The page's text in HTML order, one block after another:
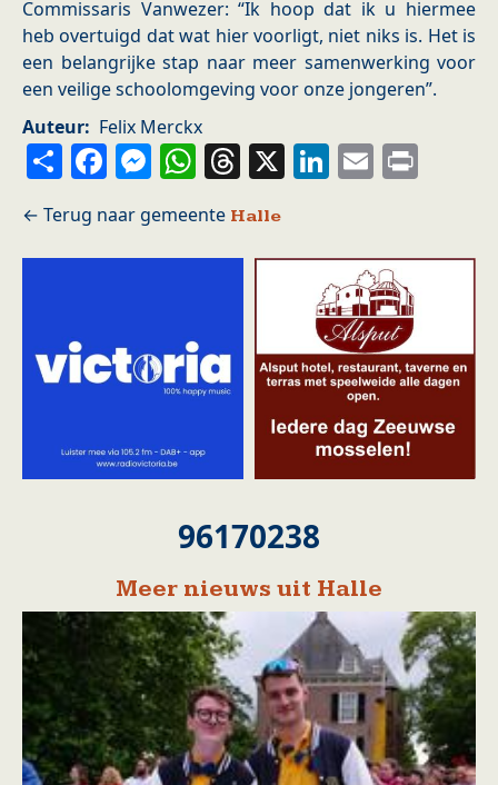
Commissaris Vanwezer: “Ik hoop dat ik u hiermee
heb overtuigd dat wat hier voorligt, niet niks is. Het is
een belangrijke stap naar meer samenwerking voor
een veilige schoolomgeving voor onze jongeren”.
Auteur
Felix Merckx
ShareFacebook
Messenger
WhatsApp
Threads
X LinkedIn
Email
Halle
96170238
Meer nieuws uit Halle